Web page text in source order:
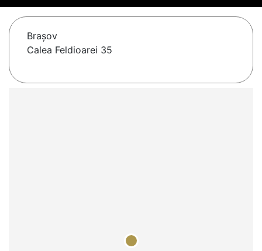
Braşov
Calea Feldioarei 35